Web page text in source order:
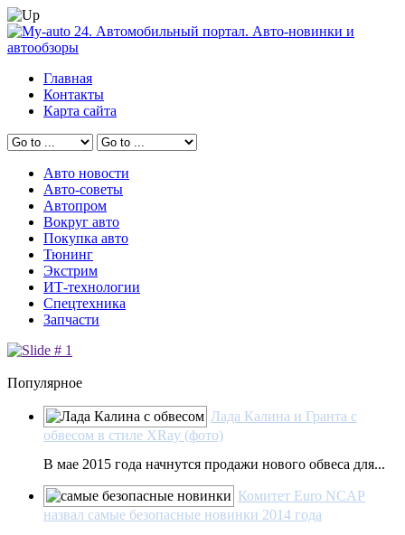
Главная
Контакты
Карта сайта
Авто новости
Авто-советы
Автопром
Вокруг авто
Покупка авто
Тюнинг
Экстрим
ИТ-технологии
Спецтехника
Запчасти
Популярное
Лада Калина и Гранта с
обвесом в стиле XRay (фото)
В мае 2015 года начнутся продажи нового обвеса для...
Комитет Euro NCAP
назвал самые безопасные новинки 2014 года